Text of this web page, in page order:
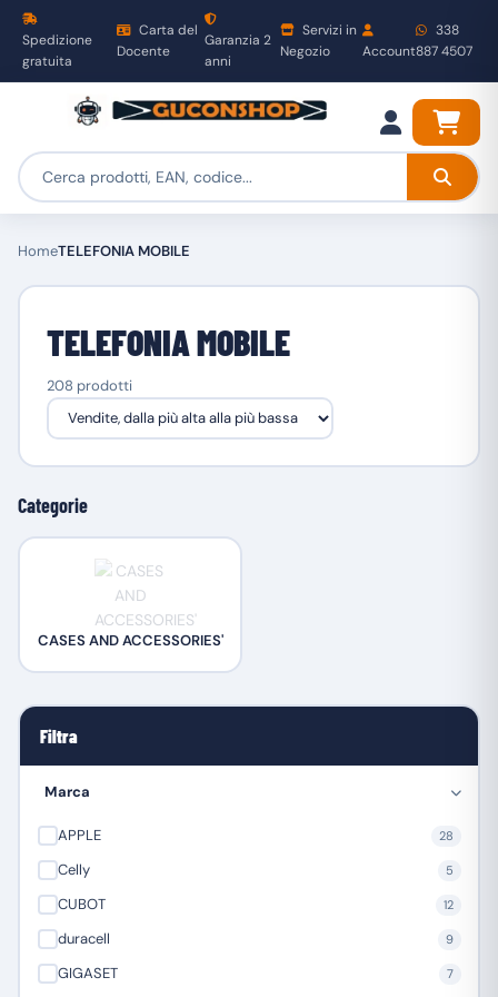
Spedizione
gratuita
Carta del
Docente
Garanzia 2
anni
Servizi in
Negozio
Account
338
887 4507
HomeTELEFONIA MOBILE
TELEFONIA MOBILE
208 prodotti
Categorie
CASES AND ACCESSORIES'
Filtra
Marca
APPLE 28
Celly 5
CUBOT 12
duracell 9
GIGASET 7